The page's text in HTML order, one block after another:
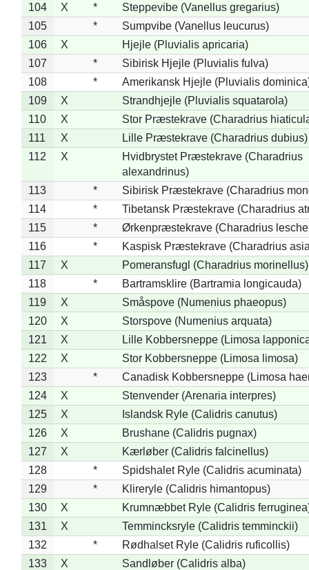
104 X *
Steppevibe (Vanellus gregarius)
105
*
Sumpvibe (Vanellus leucurus)
106
X
Hjejle (Pluvialis apricaria)
107
*
Sibirisk Hjejle (Pluvialis fulva)
108
*
Amerikansk Hjejle (Pluvialis
109
X
Strandhjejle (Pluvialis squatarola)
110
X
Stor Præstekrave (Charadrius
111
X
Lille Præstekrave (Charadrius dubius)
112
X
Hvidbrystet Præstekrave (Charadrius
alexandrinus)
113
*
Sibirisk Præstekrave (Charadrius
114
*
Tibetansk Præstekrave (Charadrius
115
*
Ørkenpræstekrave (Charadrius
116
*
Kaspisk Præstekrave (Charadrius
117
X
Pomeransfugl (Charadrius morinellus)
118
*
Bartramsklire (Bartramia longicauda)
119
X
Småspove (Numenius phaeopus)
120
X
Storspove (Numenius arquata)
121
X
Lille Kobbersneppe (Limosa
122
X
Stor Kobbersneppe (Limosa limosa)
123
*
Canadisk Kobbersneppe (Limosa
124
X
Stenvender (Arenaria interpres)
125
X
Islandsk Ryle (Calidris canutus)
126
X
Brushane (Calidris pugnax)
127
X
Kærløber (Calidris falcinellus)
128
*
Spidshalet Ryle (Calidris acuminata)
129
*
Klireryle (Calidris himantopus)
130
X
Krumnæbbet Ryle (Calidris
131
X
Temmincksryle (Calidris temminckii)
132
*
Rødhalset Ryle (Calidris ruficollis)
133
X
Sandløber (Calidris alba)